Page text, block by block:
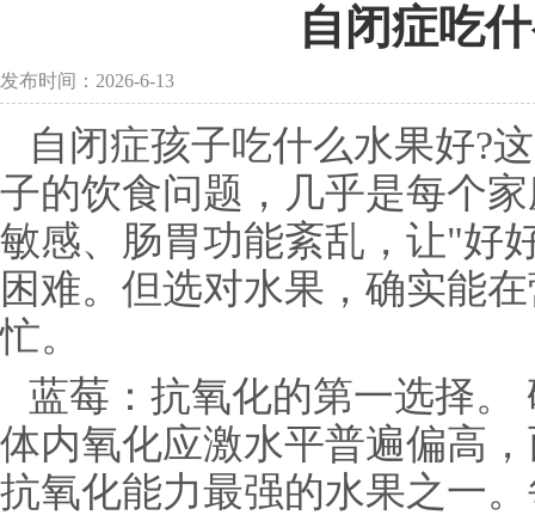
自闭症吃
发布时间：2026-6-13
自闭症孩子吃什么水果好?
子的饮食问题，几乎是每个
敏感、肠胃功能紊乱，让"好
困难。但选对水果，确实能
忙。
蓝莓：抗氧化的第一选择
体内氧化应激水平普遍偏高
抗氧化能力最强的水果之一